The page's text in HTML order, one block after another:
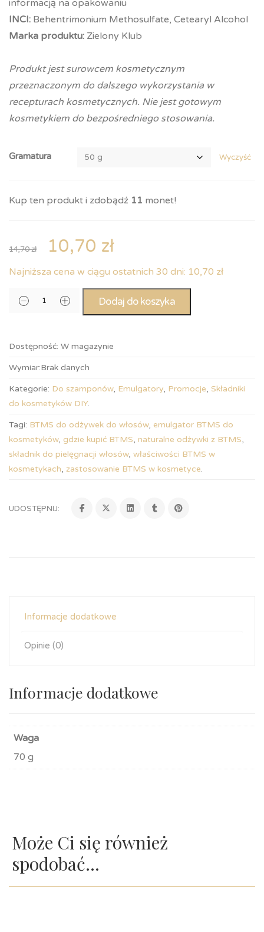
informacją na opakowaniu
INCI: Behentrimonium Methosulfate, Cetearyl Alcohol
Marka produktu: Zielony Klub
Produkt jest surowcem kosmetycznym
przeznaczonym do dalszego wykorzystania w
recepturach kosmetycznych. Nie jest gotowym
kosmetykiem do bezpośredniego stosowania.
Gramatura Wyczyść
Kup ten produkt i zdobądź 11 monet!
14,70zł 10,70 zł
Najniższa cena w ciągu ostatnich 30 dni: 10,70 zł
Dodaj do koszyka
Dostępność: W magazynie
Wymiar:Brak danych
Kategorie: Do szamponów, Emulgatory, Promocje, Składniki
do kosmetyków DIY.
Tagi: BTMS do odżywek do włosów, emulgator BTMS do
kosmetyków, gdzie kupić BTMS, naturalne odżywki z BTMS,
składnik do pielęgnacji włosów, właściwości BTMS w
kosmetykach, zastosowanie BTMS w kosmetyce.
UDOSTĘPNIJ:
Informacje dodatkowe
Opinie (0)
Informacje dodatkowe
Waga
70 g
Może Ci się również
spodobać…